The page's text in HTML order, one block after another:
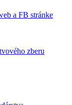
a FB stránke
zberu